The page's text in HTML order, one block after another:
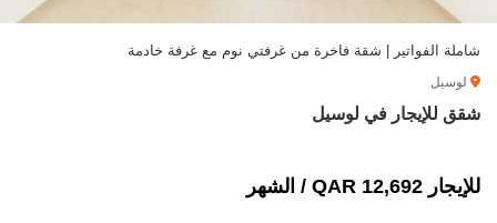
شاملة الفواتير | شقة فاخرة من غرفتي نوم مع غرفة خادمة
لوسيل
شقق للإيجار في لوسيل
للإيجار 12,692 QAR / الشهر